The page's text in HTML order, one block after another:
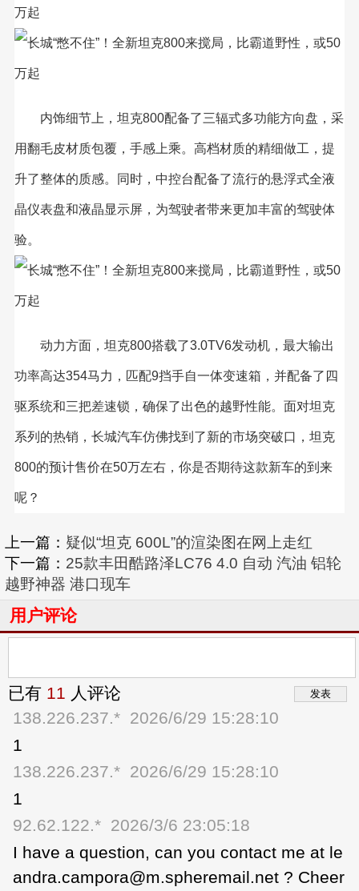
内饰细节上，坦克800配备了三辐式多功能方向盘，采
用翻毛皮材质包覆，手感上乘。高档材质的精细做工，提
升了整体的质感。同时，中控台配备了流行的悬浮式全液
晶仪表盘和液晶显示屏，为驾驶者带来更加丰富的驾驶体
验。
动力方面，坦克800搭载了3.0TV6发动机，最大输出
功率高达354马力，匹配9挡手自一体变速箱，并配备了四
驱系统和三把差速锁，确保了出色的越野性能。面对坦克
系列的热销，长城汽车仿佛找到了新的市场突破口，坦克
800的预计售价在50万左右，你是否期待这款新车的到来
呢？
上一篇： 疑似“坦克 600L”的渲染图在网上走红
下一篇： 25款丰田酷路泽LC76 4.0 自动 汽油 铝轮
越野神器 港口现车
用户评论
已有 11
人评论
138.226.237.* 2026/6/29 15:28:10
1
138.226.237.* 2026/6/29 15:28:10
1
92.62.122.* 2026/3/6 23:05:18
I have a question, can you contact me at le
andra.campora@m.spheremail.net ? Cheer